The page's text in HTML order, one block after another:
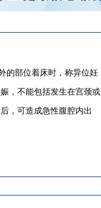
的部位着床时，称异位妊
，不能包括发生在宫颈或
，可造成急性腹腔内出